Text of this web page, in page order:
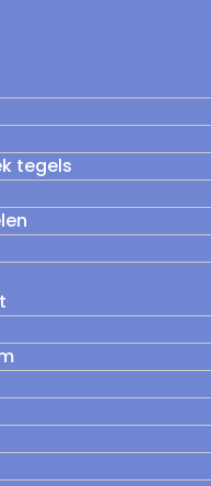
tegels